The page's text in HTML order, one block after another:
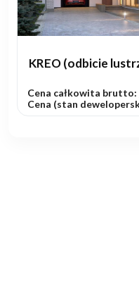
KREO (odbicie
Cena całkowita brutto:
Cena (stan